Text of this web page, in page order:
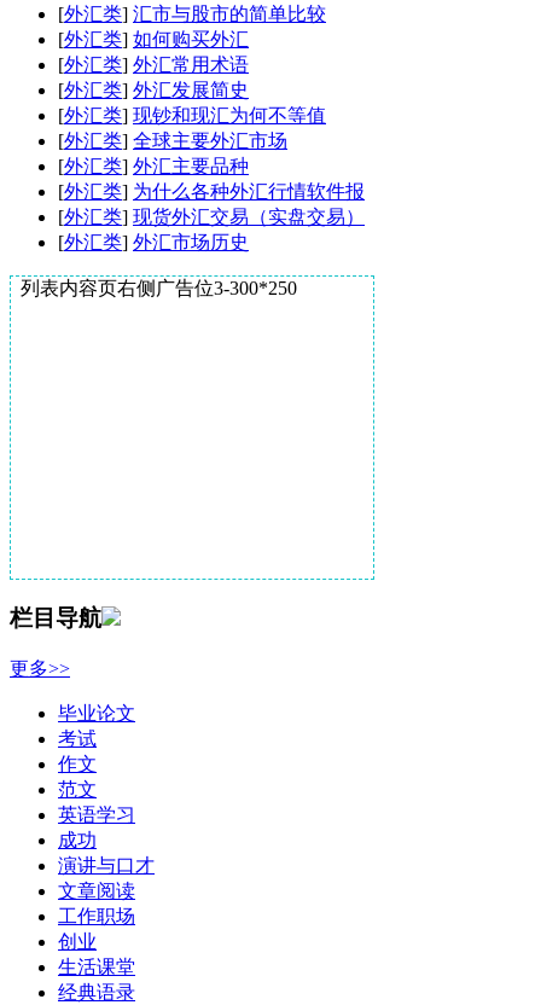
[外汇类] 汇市与股市的简单比较
[外汇类] 如何购买外汇
[外汇类] 外汇常用术语
[外汇类] 外汇发展简史
[外汇类] 现钞和现汇为何不等值
[外汇类] 全球主要外汇市场
[外汇类] 外汇主要品种
[外汇类] 为什么各种外汇行情软件报
[外汇类] 现货外汇交易（实盘交易）
[外汇类] 外汇市场历史
列表内容页右侧广告位3-300*250
栏目导航
更多>>
毕业论文
考试
作文
范文
英语学习
成功
演讲与口才
文章阅读
工作职场
创业
生活课堂
经典语录